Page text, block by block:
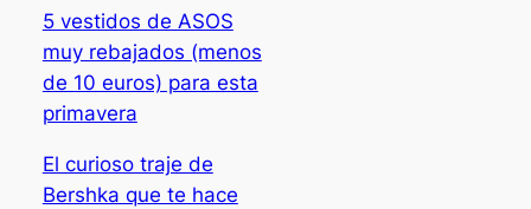
5 vestidos de ASOS
muy rebajados (menos
de 10 euros) para esta
primavera
El curioso traje de
Bershka que te hace